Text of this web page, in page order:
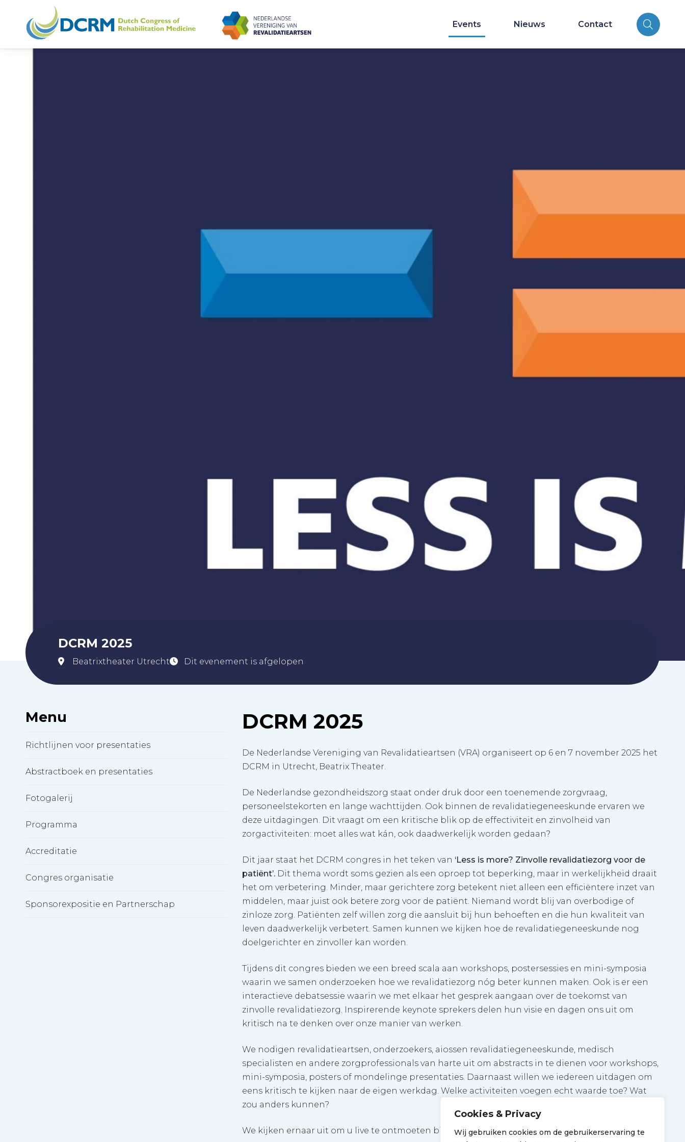
Cookies & Privacy
Wij gebruiken cookies om de gebruikerservaring te
Events Nieuws Contact
DCRM 2025
Beatrixtheater Utrecht Dit evenement is afgelopen
Menu
Richtlijnen voor presentaties
Abstractboek en presentaties
Fotogalerij
Programma
Accreditatie
Congres organisatie
Sponsorexpositie en Partnerschap
DCRM 2025
De Nederlandse Vereniging van Revalidatieartsen (VRA) organiseert op 6 en 7 november 2025 het
DCRM in Utrecht, Beatrix Theater.
De Nederlandse gezondheidszorg staat onder druk door een toenemende zorgvraag,
personeelstekorten en lange wachttijden. Ook binnen de revalidatiegeneeskunde ervaren we
deze uitdagingen. Dit vraagt om een kritische blik op de effectiviteit en zinvolheid van
zorgactiviteiten: moet alles wat kán, ook daadwerkelijk worden gedaan?
Dit jaar staat het DCRM congres in het teken van ‘Less is more? Zinvolle revalidatiezorg voor de
patiënt’. Dit thema wordt soms gezien als een oproep tot beperking, maar in werkelijkheid draait
het om verbetering. Minder, maar gerichtere zorg betekent niet alleen een efficiëntere inzet van
middelen, maar juist ook betere zorg voor de patiënt. Niemand wordt blij van overbodige of
zinloze zorg. Patiënten zelf willen zorg die aansluit bij hun behoeften en die hun kwaliteit van
leven daadwerkelijk verbetert. Samen kunnen we kijken hoe de revalidatiegeneeskunde nog
doelgerichter en zinvoller kan worden.
Tijdens dit congres bieden we een breed scala aan workshops, postersessies en mini-symposia
waarin we samen onderzoeken hoe we revalidatiezorg nóg beter kunnen maken. Ook is er een
interactieve debatsessie waarin we met elkaar het gesprek aangaan over de toekomst van
zinvolle revalidatiezorg. Inspirerende keynote sprekers delen hun visie en dagen ons uit om
kritisch na te denken over onze manier van werken.
We nodigen revalidatieartsen, onderzoekers, aiossen revalidatiegeneeskunde, medisch
specialisten en andere zorgprofessionals van harte uit om abstracts in te dienen voor workshops,
mini-symposia, posters of mondelinge presentaties. Daarnaast willen we iedereen uitdagen om
eens kritisch te kijken naar de eigen werkdag. Welke activiteiten voegen echt waarde toe? Wat
zou anders kunnen?
We kijken ernaar uit om u live te ontmoeten bij DCRM 2025 in Utrecht!